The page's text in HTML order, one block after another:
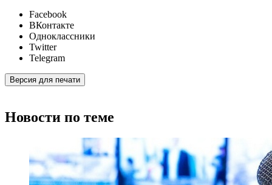
Facebook
ВКонтакте
Одноклассники
Twitter
Telegram
Версия для печати
Новости по теме